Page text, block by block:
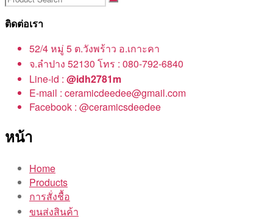
ติดต่อเรา
52/4 หมู่ 5 ต.วังพร้าว อ.เกาะคา
จ.ลำปาง 52130 โทร : 080-792-6840
Line-id : @idh2781m
E-mail : ceramicdeedee@gmail.com
Facebook : @ceramicsdeedee
หน้า
Home
Products
การสั่งชื้อ
ขนส่งสินค้า